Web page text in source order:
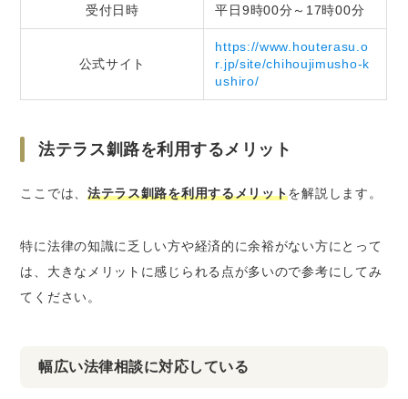
受付日時 平日9時00分～17時00分
公式サイト
https://www.houterasu.o
r.jp/site/chihoujimusho-k
ushiro/
法テラス釧路を利用するメリット
ここでは、 法テラス釧路を利用するメリットを解説します。
特に法律の知識に乏しい方や経済的に余裕がない方にとって
は、大きなメリットに感じられる点が多いので参考にしてみ
てください。
幅広い法律相談に対応している